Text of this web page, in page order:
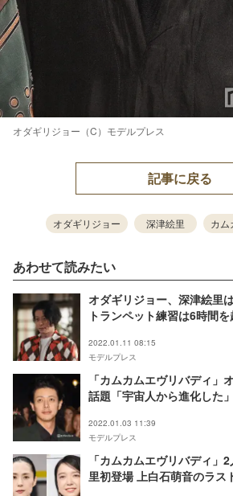
オダギリジョー（C）モデルプレス
記事に戻る
オダギリジョー 深津絵里 カム
あわせて読みたい
オダギリジョー、深津絵里
トランペット練習は6時間
2022.01.11 08:15
モデルプレス
「カムカムエヴリバディ」
話題「宇宙人から進化した
2022.01.03 11:39
モデルプレス
「カムカムエヴリバディ」
里初登場 上白石萌音のラ